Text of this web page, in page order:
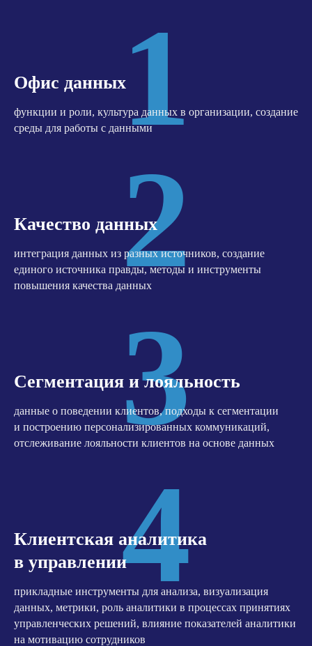
Офис данных
функции и роли, культура данных в организации, создание
среды для работы с данными1
Качество данных
интеграция данных из разных источников, создание
единого источника правды, методы и инструменты
повышения качества данных2
Сегментация и лояльность
данные о поведении клиентов, подходы к сегментации
и построению персонализированных коммуникаций,
отслеживание лояльности клиентов на основе данных
3
Клиентская аналитика
в управлении
прикладные инструменты для анализа, визуализация
данных, метрики, роль аналитики в процессах принятиях
управленческих решений, влияние показателей аналитики
на мотивацию сотрудников
4